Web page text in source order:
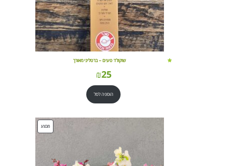
שוקולד טעים – ברטליני מאורך
₪25
הוספה לסל
מבצעמוצרים